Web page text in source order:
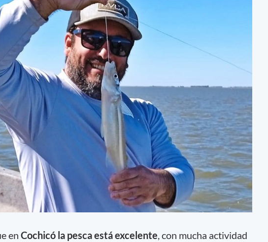
en Cochicó la pesca está excelente, con mucha actividad